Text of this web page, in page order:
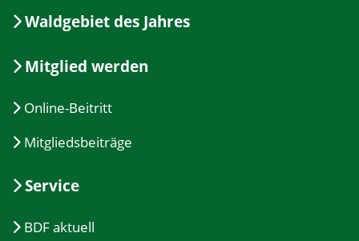
Waldgebiet des Jahres
Mitglied werden
Online-Beitritt
Mitgliedsbeiträge
Service
BDF aktuell